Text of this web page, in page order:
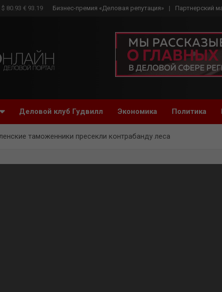
$ 80.93 € 93.19 Бизнес-премия «Деловая репутация» Партнерский
Деловой клуб Гудвилл Экономика Политика
таможенники пресекли контрабанду леса